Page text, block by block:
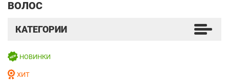
ВОЛОС
КАТЕГОРИИ
НОВИНКИ
ХИТ